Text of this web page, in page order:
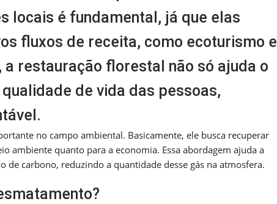
locais é fundamental, já que elas
fluxos de receita, como ecoturismo e
restauração florestal não só ajuda o
de vida das pessoas,
no campo ambiental. Basicamente, ele busca recuperar
ambiente quanto para a economia. Essa abordagem ajuda a
carbono, reduzindo a quantidade desse gás na atmosfera.